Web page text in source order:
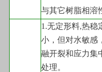
与其它树脂相溶
1.无定形料,热稳
小，但对水敏感
融开裂和应力集
处理。